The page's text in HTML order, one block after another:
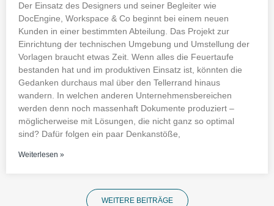
Der Einsatz des Designers und seiner Begleiter wie
DocEngine, Workspace & Co beginnt bei einem neuen
Kunden in einer bestimmten Abteilung. Das Projekt zur
Einrichtung der technischen Umgebung und Umstellung der
Vorlagen braucht etwas Zeit. Wenn alles die Feuertaufe
bestanden hat und im produktiven Einsatz ist, könnten die
Gedanken durchaus mal über den Tellerrand hinaus
wandern. In welchen anderen Unternehmensbereichen
werden denn noch massenhaft Dokumente produziert –
möglicherweise mit Lösungen, die nicht ganz so optimal
sind? Dafür folgen ein paar Denkanstöße,
Weiterlesen »
WEITERE BEITRÄGE